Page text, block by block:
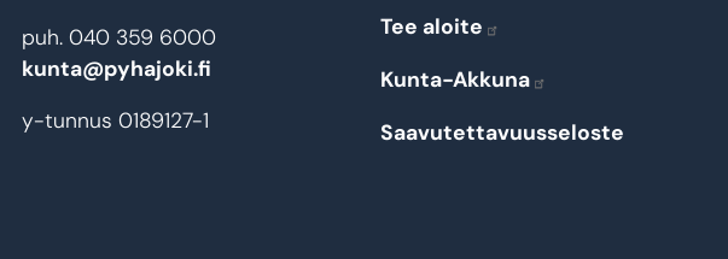
puh. 040 359 6000
kunta@pyhajoki.fi
y-tunnus 0189127-1
Tee aloite
Kunta-Akkuna
Saavutettavuusseloste